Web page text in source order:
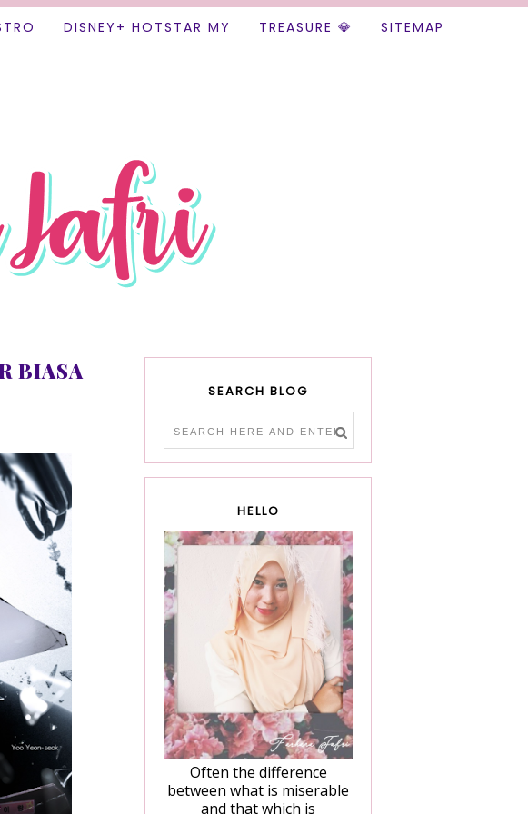
DISNEY+ HOTSTAR MY TREASURE 💎 SITEMAP
BIASA
SEARCH BLOG
HELLO
Often the difference
between what is miserable
and that which is